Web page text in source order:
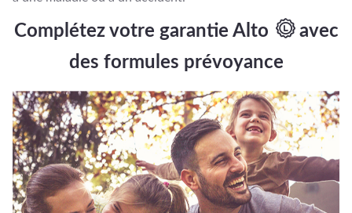
Complétez votre garantie Alto
avec
des formules prévoyance